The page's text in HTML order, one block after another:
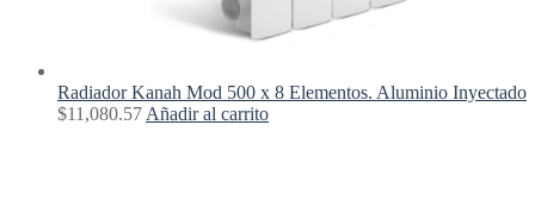
Radiador Kanah Mod 500 x 8 Elementos. Aluminio Inyectado
$11,080.57 Añadir al carrito